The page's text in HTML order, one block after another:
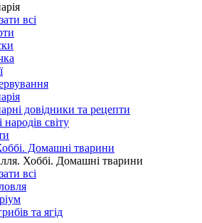
всі
довідники та рецепти
народів світу
Домашні тварини
Хоббі. Домашні тварини
всі
та ягід